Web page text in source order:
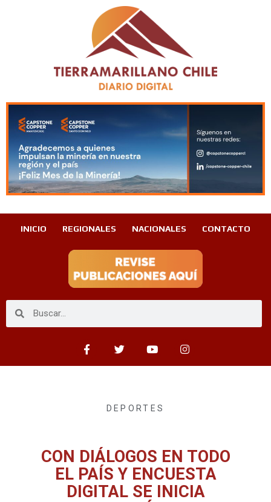
INICIO REGIONALES NACIONALES CONTACTO
DEPORTES
CON DIÁLOGOS EN TODO
EL PAÍS Y ENCUESTA
DIGITAL SE INICIA